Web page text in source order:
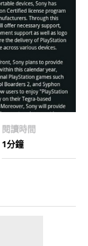
閱讀時間
1分鐘